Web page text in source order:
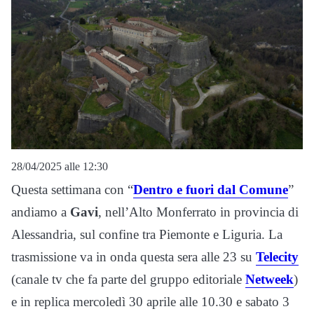
28/04/2025 alle 12:30
Questa settimana con “Dentro e fuori dal Comune”
andiamo a Gavi, nell’Alto Monferrato in provincia di
Alessandria, sul confine tra Piemonte e Liguria. La
trasmissione va in onda questa sera alle 23 su Telecity
(canale tv che fa parte del gruppo editoriale Netweek)
e in replica mercoledì 30 aprile alle 10.30 e sabato 3